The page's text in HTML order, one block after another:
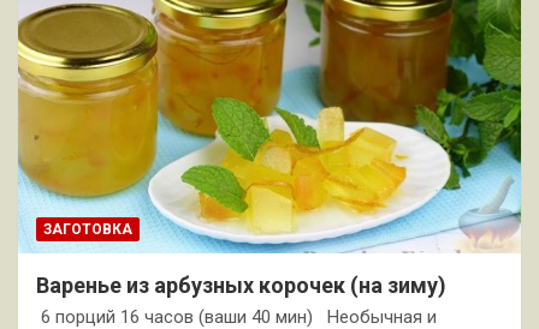
ЗАГОТОВКА
Варенье из арбузных корочек (на зиму)
6 порций 16 часов (ваши 40 мин) Необычная и